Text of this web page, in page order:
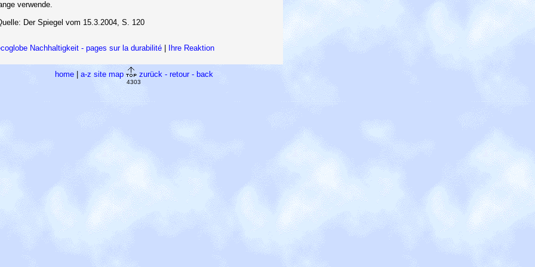
verwende.
Der Spiegel vom 15.3.2004, S. 120
Nachhaltigkeit - pages sur la durabilité Ihre Reaktion
home| a-z site map zurück - retour - back
4303